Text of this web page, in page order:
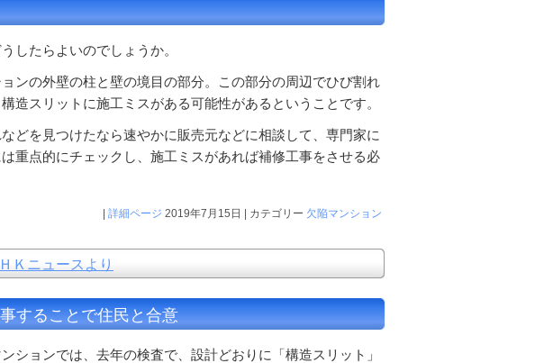
したらよいのでしょうか。
ンの外壁の柱と壁の境目の部分。この部分の周辺でひび割れ
造スリットに施工ミスがある可能性があるということです。
どを見つけたなら速やかに販売元などに相談して、専門家に
重点的にチェックし、施工ミスがあれば補修工事をさせる必
詳細ページ 2019年7月15日 | カテゴリー 欠陥マンション
Ｋニュースより
することで住民と合意
ションでは、去年の検査で、設計どおりに「構造スリット」